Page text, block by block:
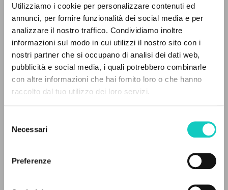
Utilizziamo i cookie per personalizzare contenuti ed
annunci, per fornire funzionalità dei social media e per
analizzare il nostro traffico. Condividiamo inoltre
informazioni sul modo in cui utilizzi il nostro sito con i
nostri partner che si occupano di analisi dei dati web,
pubblicità e social media, i quali potrebbero combinarle
con altre informazioni che hai fornito loro o che hanno
raccolto dal tuo utilizzo dei loro servizi.
delNecessari
Preferenze
Farina RenatoIntervista
Giussani LuigiAutore
Portoghese BR
Comunhão e Libertação
1986
A
Z